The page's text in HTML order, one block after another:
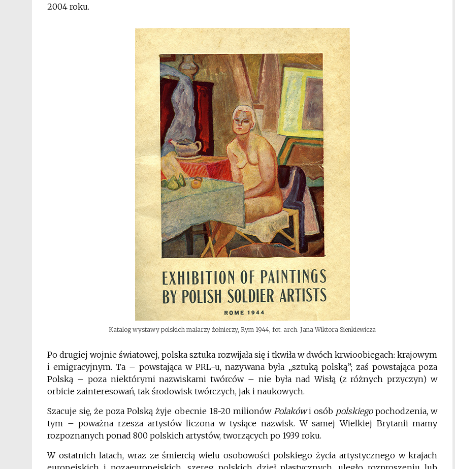
2004 roku.
Katalog wystawy polskich malarzy żołnierzy, Rym 1944, fot. arch. Jana Wiktora Sienkiewicza
Po drugiej wojnie światowej, polska sztuka rozwijała się i tkwiła w dwóch krwioobiegach: krajowym
i emigracyjnym. Ta – powstająca w PRL-u, nazywana była „sztuką polską”; zaś powstająca poza
Polską – poza niektórymi nazwiskami twórców – nie była nad Wisłą (z różnych przyczyn) w
orbicie zainteresowań, tak środowisk twórczych, jak i naukowych.
Szacuje się, że poza Polską żyje obecnie 18-20 milionów Polakówi osób polskiegopochodzenia, w
tym – poważna rzesza artystów liczona w tysiące nazwisk. W samej Wielkiej Brytanii mamy
rozpoznanych ponad 800 polskich artystów, tworzących po 1939 roku.
W ostatnich latach, wraz ze śmiercią wielu osobowości polskiego życia artystycznego w krajach